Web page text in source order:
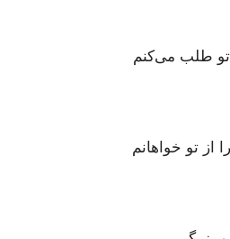
تو طلب می‌کنم
از تو خواهانم